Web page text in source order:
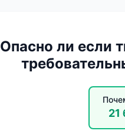
Опасно ли если
21